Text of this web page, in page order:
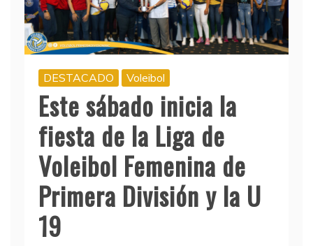
DESTACADO Voleibol
Este sábado inicia la
fiesta de la Liga de
Voleibol Femenina de
Primera División y la U
19